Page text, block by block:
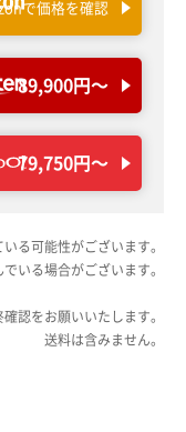
で価格を確認
89,900円〜
79,750円〜
る可能性がございます。
いる場合がございます。
認をお願いいたします。
送料は含みません。